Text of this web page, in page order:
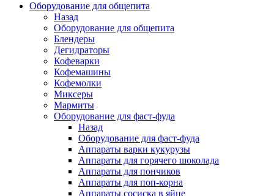
Оборудование для общепита
Назад
Оборудование для общепита
Блендеры
Дегидраторы
Кофеварки
Кофемашины
Кофемолки
Миксеры
Мармиты
Оборудование для фаст-фуда
Назад
Оборудование для фаст-фуда
Аппараты варки кукурузы
Аппараты для горячего шоколада
Аппараты для пончиков
Аппараты для поп-корна
Аппараты сосиска в яйце